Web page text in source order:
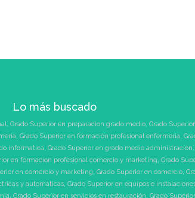
Lo más buscado
, Grado Superior en preparacion grado medio, Grado
, Grado Superior en formación profesional enfermeria,
informatica, Grado Superior en grado medio administración,
en formacion profesional comercio y marketing, Grado
en comercio y marketing, Grado Superior en comercio,
y automáticas, Grado Superior en equipos e
, Grado Superior en servicios en restauración, Grado